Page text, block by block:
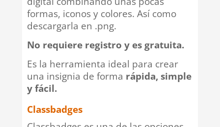
formas, iconos y colores. Así como
descargarla en .png.
No requiere registro y es gratuita.
Es la herramienta ideal para crear
una insignia de forma rápida, simple
y fácil.
Classbadges